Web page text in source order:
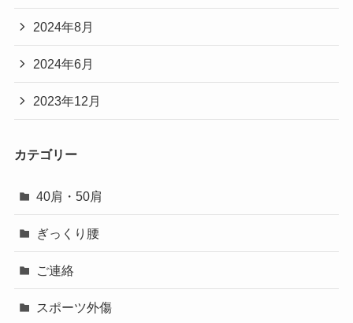
2024年8月
2024年6月
2023年12月
カテゴリー
40肩・50肩
ぎっくり腰
ご連絡
スポーツ外傷